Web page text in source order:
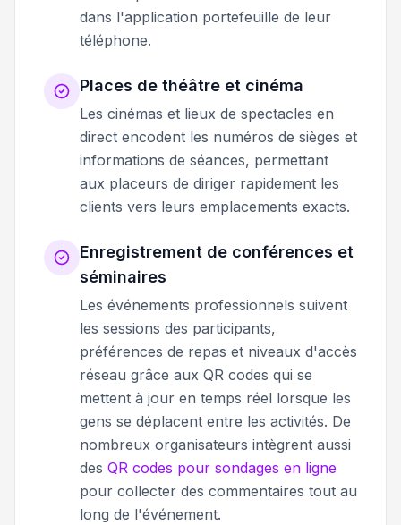
dans l'application portefeuille de leur
téléphone.
Places de théâtre et cinéma
Les cinémas et lieux de spectacles en
direct encodent les numéros de sièges et
informations de séances, permettant
aux placeurs de diriger rapidement les
clients vers leurs emplacements exacts.
Enregistrement de conférences et
séminaires
Les événements professionnels suivent
les sessions des participants,
préférences de repas et niveaux d'accès
réseau grâce aux QR codes qui se
mettent à jour en temps réel lorsque les
gens se déplacent entre les activités. De
nombreux organisateurs intègrent aussi
des QR codes pour sondages en ligne
pour collecter des commentaires tout au
long de l'événement.